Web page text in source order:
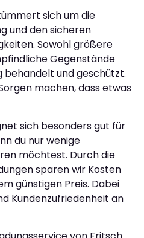
sich um die
und den sicheren
Sowohl größere
Gegenstände
behandelt und geschützt.
machen, dass etwas
sich besonders gut für
du nur wenige
möchtest. Durch die
sparen wir Kosten
günstigen Preis. Dabei
Kundenzufriedenheit an